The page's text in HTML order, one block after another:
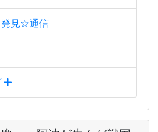
発見☆通信